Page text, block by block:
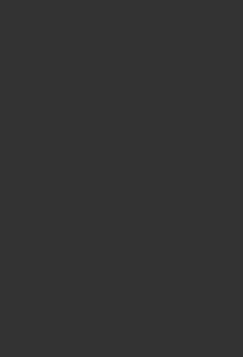
強をしました。今は目標の達
最近、友人からNHKラジオ
ニングになると聞いたので、
スニングとスピーキングの
いくら文法に取り組んでも話
したので、今はとにかく聞く
に文法を学んでいます。次の
の排除かもしれません。